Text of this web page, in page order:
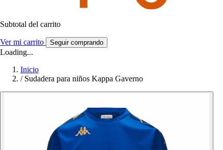
Subtotal del carrito
Ver mi carrito Seguir comprando
Loading...
Inicio
/ Sudadera para niños Kappa Gaverno